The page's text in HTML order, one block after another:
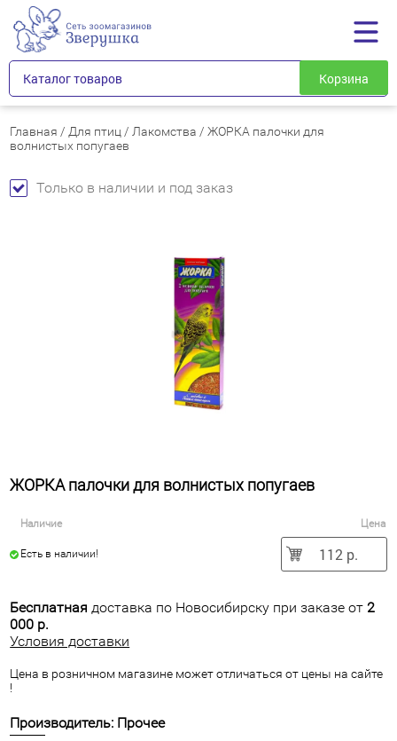
Каталог товаров Корзина
Главная / Для птиц / Лакомства /ЖОРКА палочки для
волнистых попугаев
Только в наличии и под заказ
ЖОРКА палочки для волнистых попугаев
Наличие Цена
Есть в наличии! 112 р.
Бесплатная доставка по Новосибирску при заказе от 2
000 р.
Условия доставки
Цена в розничном магазине может отличаться от цены на сайте
!
Производитель: Прочее